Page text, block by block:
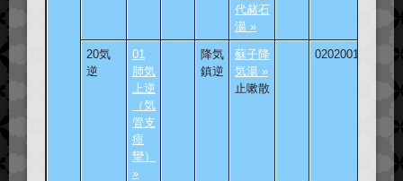
代赭石
湯 »
20気
逆
01
肺気
上逆
（気
管支
痙
攣）
»
降気
鎮逆
蘇子降
気湯 »
止嗽散
020200101